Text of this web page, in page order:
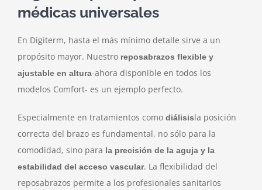
médicas universales
En Digiterm, hasta el más mínimo detalle sirve a un
propósito mayor. Nuestro reposabrazos flexible y
ajustable en altura-ahora disponible en todos los
modelos Comfort- es un ejemplo perfecto.
Especialmente en tratamientos como diálisisla posición
correcta del brazo es fundamental, no sólo para la
comodidad, sino para la precisión de la aguja y la
estabilidad del acceso vascular. La flexibilidad del
reposabrazos permite a los profesionales sanitarios